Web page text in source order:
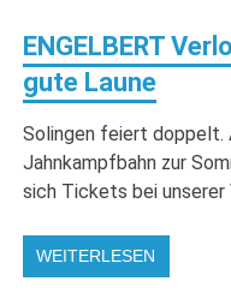
ENGELBERT
gute Laune
Solingen feiert doppelt.
Jahnkampfbahn zur
sich Tickets bei unserer
WEITERLESEN